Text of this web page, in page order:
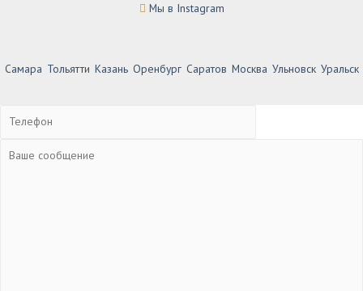
Мы в Instagram
Самара Тольятти Казань Оренбург Саратов Москва Ульновск Уральск